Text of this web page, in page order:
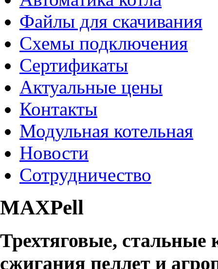
Файлы для скачивания
Схемы подключения
Сертификаты
Актуальные цены
Контакты
Модульная котельная
Новости
Сотрудничество
MAXPell
Трехтяговые, стальные
сжигания пеллет и